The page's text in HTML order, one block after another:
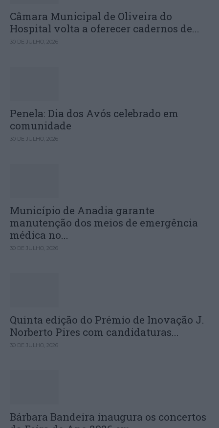
Câmara Municipal de Oliveira do
Hospital volta a oferecer cadernos de...
30 DE JULHO, 2026
Penela: Dia dos Avós celebrado em
comunidade
30 DE JULHO, 2026
Município de Anadia garante
manutenção dos meios de emergência
médica no...
30 DE JULHO, 2026
Quinta edição do Prémio de Inovação J.
Norberto Pires com candidaturas...
30 DE JULHO, 2026
Bárbara Bandeira inaugura os concertos